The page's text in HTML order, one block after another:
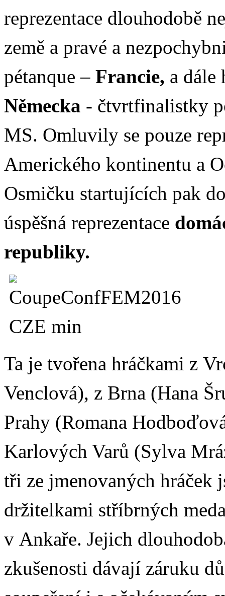
reprezentace dlouhodobě
země a pravé a
pétanque – Francie, a dále
Německa - čtvrtfinalistky
MS. Omluvily se pouze
Amerického kontinentu a
Osmičku startujících pak
úspěšná reprezentace
republiky.
Ta je tvořena hráčkami z
Venclová), z Brna (Hana
Prahy (Romana
Karlových Varů (Sylva
tři ze jmenovaných hráček
držitelkami stříbrných
v Ankaře. Jejich
zkušenosti dávají záruku